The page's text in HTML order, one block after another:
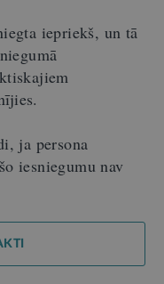
iepriekš, un tā
ja persona
iesniegumu nav